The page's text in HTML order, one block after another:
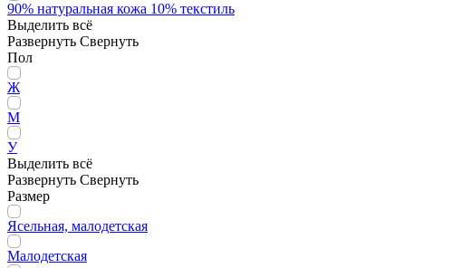
90% натуральная кожа 10% текстиль
Выделить всё
Развернуть Свернуть
Пол
Ж
М
У
Выделить всё
Развернуть Свернуть
Размер
Ясельная, малодетская
Малодетская